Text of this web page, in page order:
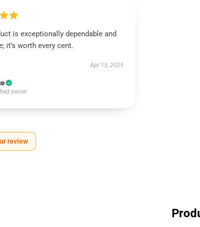
is exceptionally dependable and
it’s worth every cent.
Apr 15, 2025
owner
review